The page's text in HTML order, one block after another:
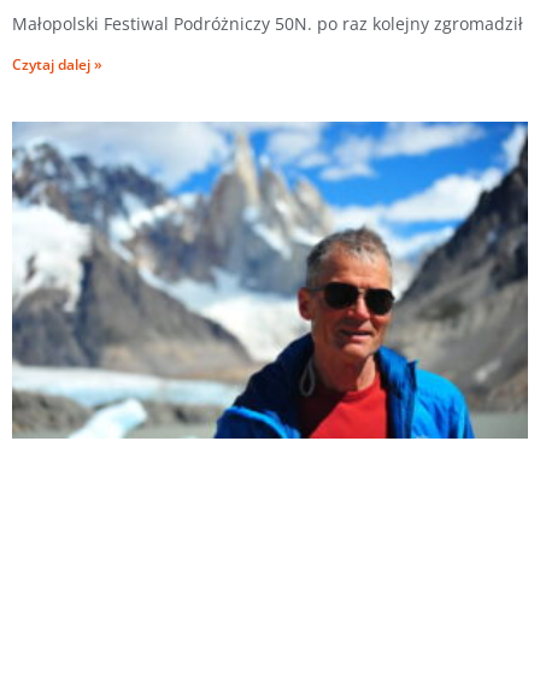
Małopolski Festiwal Podróżniczy 50N. po raz kolejny zgromadził
Czytaj dalej »